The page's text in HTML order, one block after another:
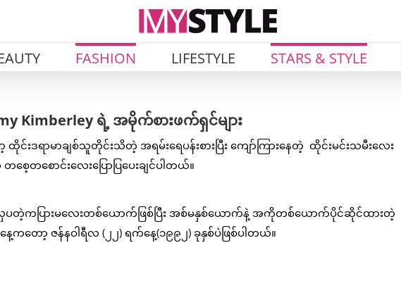
FASHION LIFESTYLE STARS & STYLE
Kimberley ရဲ့ အမိုက်စားဖက်ရှင်များ
ထိုင်းဒရာမာချစ်သူတိုင်းသိတဲ့ အရမ်းရေပန်းစားပြီး ကျော်ကြားနေတဲ့ ထိုင်းမင်းသမီးလေး
စေ့တစောင်းလေးပြောပြပေးချင်ပါတယ်။
ာလှပတဲ့ကပြားမလေးတစ်ယောက်ဖြစ်ပြီး အစ်မနှစ်ယောက်နဲ့ အကိုတစ်ယောက်ပိုင်ဆိုင်ထားတဲ့
တော့ ဇန်နဝါရီလ (၂၂) ရက်နေ့(၁၉၉၂) ခုနှစ်ပဲဖြစ်ပါတယ်။